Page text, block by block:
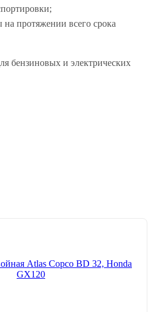
на протяжении всего срока
бензиновых и электрических